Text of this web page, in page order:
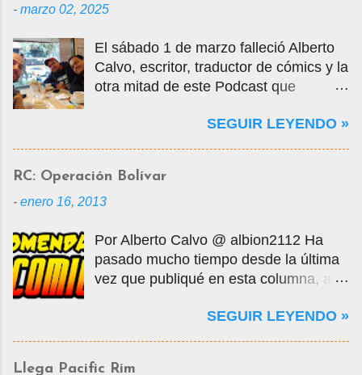
- marzo 02, 2025
El sábado 1 de marzo falleció Alberto
Calvo, escritor, traductor de cómics y la
otra mitad de este Podcast que
14 años. La foto que ven es una selfie
mis vacaciones, justo antes de que
empezara la pandemia por el Covid-
gentileza de mostrarme muchos
lugares de la ciudad y ayudarme a
conseguir entradas para visitar la Mole,
de Comikaze. Con Alberto nos
conocimos en los grupos de yahoo, por
SEGUIR LEYENDO »
RC: Operación Bolívar
- enero 16, 2013
Por Alberto Calvo @ albion2112 Ha
pasado mucho tiempo desde la última
vez que publiqué en esta columna, así
publicado hace todavía más tiempo.
SEGUIR LEYENDO »
Llega Pacific Rim